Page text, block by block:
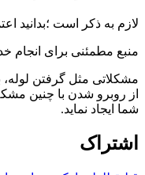
لازم به ذکر است ؛بدانید
منبع مطمئنی برای انجام
مشکلاتی مثل گرفتن لوله،
از روبرو شدن با چنین
شما ایجاد نماید.
اشتراک